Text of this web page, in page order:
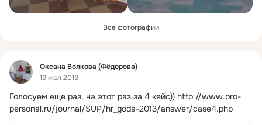
Все фотографии
Фид
Оксана Волкова (Фёдорова)
19 июл 2013
Голосуем еще раз, на этот раз за 4 кейс)) http://www.pro-
personal.ru/journal/SUP/hr_goda-2013/answer/case4.php